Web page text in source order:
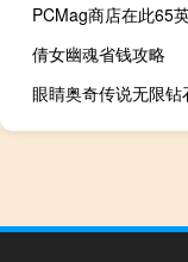
倩女幽魂省钱攻略